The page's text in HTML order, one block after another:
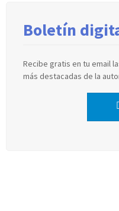
Boletín
Recibe gratis en tu email
más destacadas de la